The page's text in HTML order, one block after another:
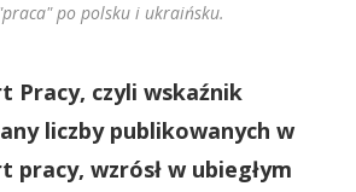
po polsku i ukraińsku.
Pracy, czyli wskaźnik
liczby publikowanych w
wzrósł w ubiegłym